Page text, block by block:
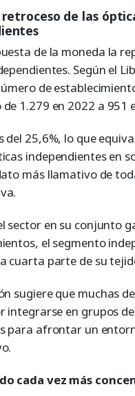
de las
de la moneda la
Según el
de
1.279 en 2022 a 951
del 25,6%, lo que
independientes en
más llamativo de
sector en su conjunto
el segmento
cuarta parte de su
sugiere que muchas
integrarse en grupos
para afrontar un
cada vez más